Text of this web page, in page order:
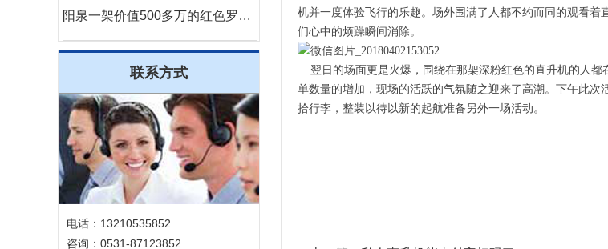
阳泉一架价值500多万的红色罗宾逊直升机开展静展活动
联系方式
电话：13210535852
咨询：0531-87123852
机并一度体验飞行的乐趣。场外围满了人都不约而同的观看
们心中的烦躁瞬间消除。
翌日的场面更是火爆，围绕在那架深粉红色的直升机的人
单数量的增加，现场的活跃的气氛随之迎来了高潮。 下午此次
拾行李，整装以待以新的起航准备另外一场活动。